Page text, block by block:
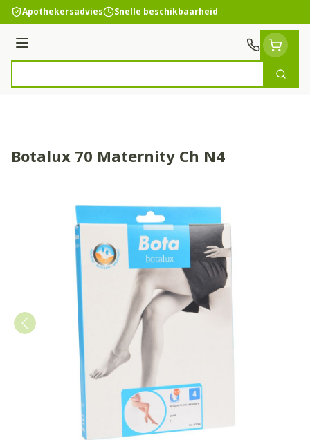
Ga naar de inhoud
Apothekersadvies Snelle beschikbaarheid
Menu
Zoek
Botalux 70 Maternity Ch N4